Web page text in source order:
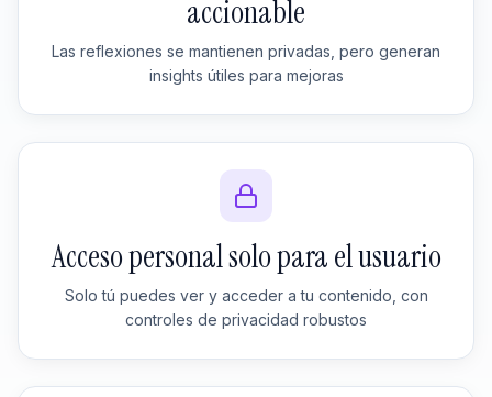
accionable
Las reflexiones se mantienen privadas, pero generan
insights útiles para mejoras
Acceso personal solo para el usuario
Solo tú puedes ver y acceder a tu contenido, con
controles de privacidad robustos